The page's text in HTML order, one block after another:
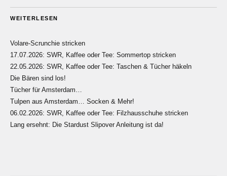
WEITERLESEN
Volare-Scrunchie stricken
17.07.2026: SWR, Kaffee oder Tee: Sommertop stricken
22.05.2026: SWR, Kaffee oder Tee: Taschen & Tücher häkeln
Die Bären sind los!
Tücher für Amsterdam…
Tulpen aus Amsterdam… Socken & Mehr!
06.02.2026: SWR, Kaffee oder Tee: Filzhausschuhe stricken
Lang ersehnt: Die Stardust Slipover Anleitung ist da!